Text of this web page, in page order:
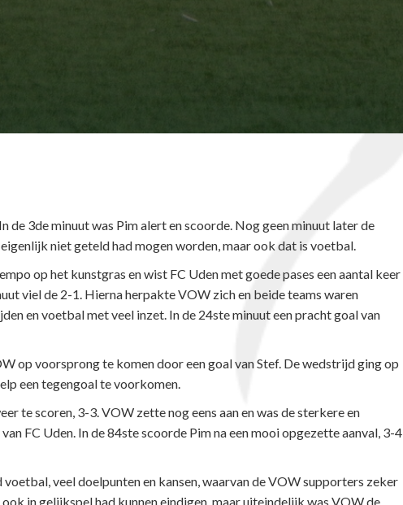
de 3de minuut was Pim alert en scoorde. Nog geen minuut later de
niet geteld had mogen worden, maar ook dat is voetbal.
op het kunstgras en wist FC Uden met goede pases een aantal keer
viel de 2-1. Hierna herpakte VOW zich en beide teams waren
en voetbal met veel inzet. In de 24ste minuut een pracht goal van
op voorsprong te komen door een goal van Stef. De wedstrijd ging op
een tegengoal te voorkomen.
te scoren, 3-3. VOW zette nog eens aan en was de sterkere en
FC Uden. In de 84ste scoorde Pim na een mooi opgezette aanval, 3-4
veel doelpunten en kansen, waarvan de VOW supporters zeker
in gelijkspel had kunnen eindigen, maar uiteindelijk was VOW de